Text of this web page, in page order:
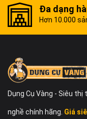
Đa dạng
Hơn 10.000
Dụng Cụ Vàng - Siêu
nghề chính hãng. Giá